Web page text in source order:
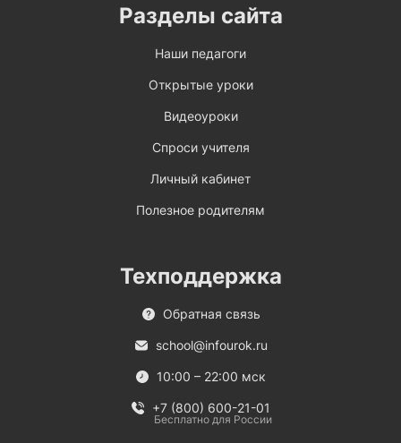
Разделы сайта
Наши педагоги
Открытые уроки
Видеоуроки
Спроси учителя
Личный кабинет
Полезное родителям
Техподдержка
Обратная связь
school@infourok.ru
10:00 – 22:00 мск
+7 (800) 600-21-01
Бесплатно для России